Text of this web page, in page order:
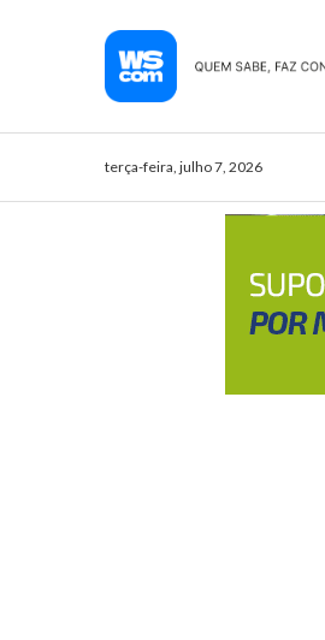
terça-feira, julho 7, 2026